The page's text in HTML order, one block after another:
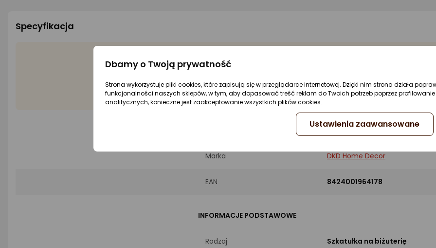
Specyfikacja
Wyróżnione przez eksperta
Rodzaj Szkatułka na biżuterię
Marka DKD Home Decor
EAN 8424001964178
INFORMACJE PODSTAWOWE
Rodzaj Szkatułka na biżuterię
Dbamy o Twoją prywatność
Strona wykorzystuje pliki cookies, które zapisują się w przeglądarce internetowej. Dzięki nim strona działa
funkcjonalności naszych sklepów, w tym, aby dopasować treść reklam do Twoich potrzeb poprzez
analitycznych, konieczne jest zaakceptowanie wszystkich plików cookies.
Ustawienia zaawansowane